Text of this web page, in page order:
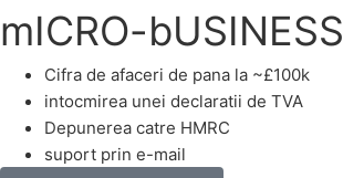
mICRO-bUSINESS
Cifra de afaceri de pana la ~£100k
intocmirea unei declaratii de TVA
Depunerea catre HMRC
suport prin e-mail